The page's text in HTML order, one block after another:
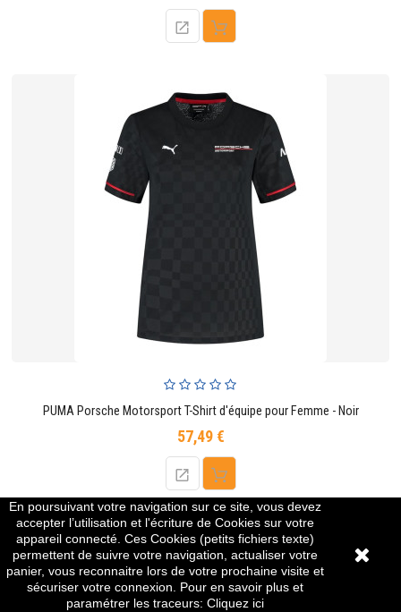
En poursuivant votre navigation sur ce site, vous devez
accepter l’utilisation et l'écriture de Cookies sur votre
appareil connecté. Ces Cookies (petits fichiers texte)
permettent de suivre votre navigation, actualiser votre
panier, vous reconnaitre lors de votre prochaine visite et
sécuriser votre connexion. Pour en savoir plus et
paramétrer les traceurs: Cliquez ici
PUMA Porsche Motorsport T-Shirt d'équipe pour Femme - Noir
57,49 €Prix